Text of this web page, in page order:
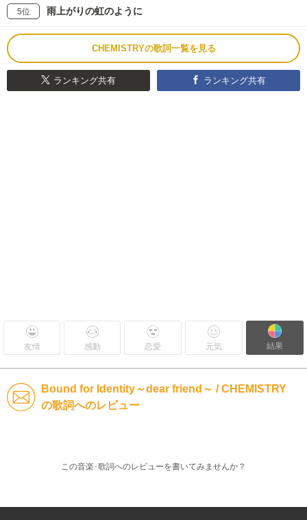
5位 雨上がりの虹のように
CHEMISTRYの歌詞一覧を見る
ランキング共有 ランキング共有
友情 感動 恋愛 元気 結果
Bound for Identity～dear friend～ / CHEMISTRY
の歌詞へのレビュー
この音楽･歌詞へのレビューを書いてみませんか？